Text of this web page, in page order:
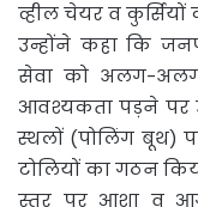
व्हील चेयर व कुर्सियों
उन्होंने कहा कि
सेवा को अलग-अलग
आवश्यकता पड़ने पर
स्थलों (पोलिंग बूथ)
टोलियों का गठन
स्तर पर आशा व